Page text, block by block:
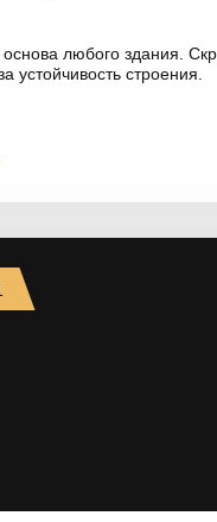
любого здания.
устойчивость строения.